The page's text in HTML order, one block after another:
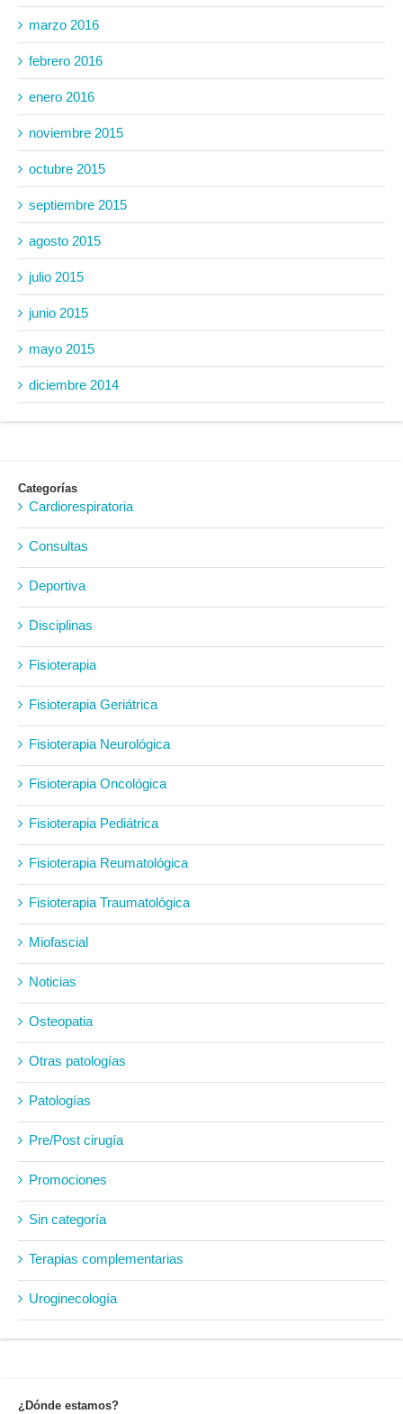
marzo 2016
febrero 2016
enero 2016
noviembre 2015
octubre 2015
septiembre 2015
agosto 2015
julio 2015
junio 2015
mayo 2015
diciembre 2014
Categorías
Cardiorespiratoria
Consultas
Deportiva
Disciplinas
Fisioterapia
Fisioterapia Geriátrica
Fisioterapia Neurológica
Fisioterapia Oncológica
Fisioterapia Pediátrica
Fisioterapia Reumatológica
Fisioterapia Traumatológica
Miofascial
Noticias
Osteopatia
Otras patologías
Patologías
Pre/Post cirugía
Promociones
Sin categoría
Terapias complementarias
Uroginecología
¿Dónde estamos?